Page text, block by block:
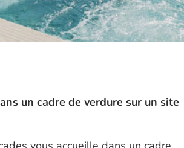
un cadre de verdure sur un site